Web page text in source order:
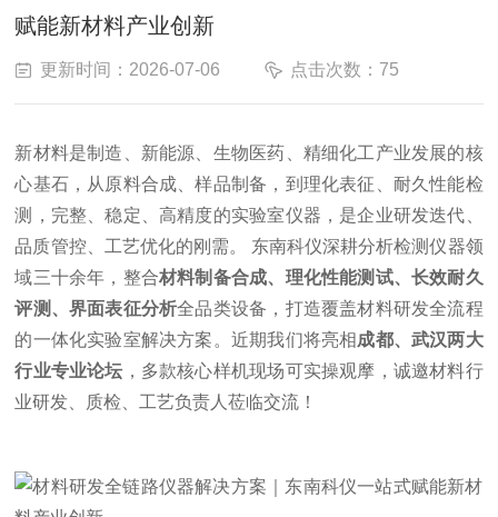
赋能新材料产业创新
更新时间：2026-07-06 点击次数：75
新材料是制造、新能源、生物医药、精细化工产业发展的核
心基石，从原料合成、样品制备，到理化表征、耐久性能检
测，完整、稳定、高精度的实验室仪器，是企业研发迭代、
品质管控、工艺优化的刚需。 东南科仪深耕分析检测仪器领
域三十余年，整合材料制备合成、理化性能测试、长效耐久
评测、界面表征分析全品类设备，打造覆盖材料研发全流程
的一体化实验室解决方案。近期我们将亮相成都、武汉两大
行业专业论坛 ，多款核心样机现场可实操观摩，诚邀材料行
业研发、质检、工艺负责人莅临交流！